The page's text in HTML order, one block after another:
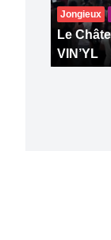
Jongieux
Le
VIN’YL